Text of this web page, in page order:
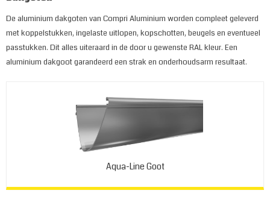
De aluminium dakgoten van Compri Aluminium worden compleet geleverd
met koppelstukken, ingelaste uitlopen, kopschotten, beugels en eventueel
passtukken. Dit alles uiteraard in de door u gewenste RAL kleur. Een
aluminium dakgoot garandeerd een strak en onderhoudsarm resultaat.
Aqua-Line Goot